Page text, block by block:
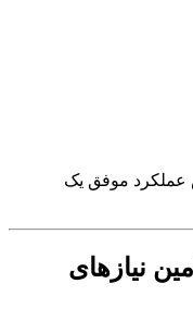
عملکرد موفق یک
نیازهای